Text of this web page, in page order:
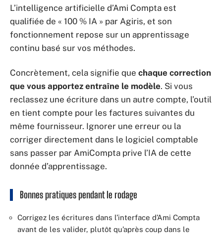
L’intelligence artificielle d’Ami Compta est
qualifiée de « 100 % IA » par Agiris, et son
fonctionnement repose sur un apprentissage
continu basé sur vos méthodes.
Concrètement, cela signifie que chaque correction
que vous apportez entraîne le modèle. Si vous
reclassez une écriture dans un autre compte, l’outil
en tient compte pour les factures suivantes du
même fournisseur. Ignorer une erreur ou la
corriger directement dans le logiciel comptable
sans passer par AmiCompta prive l’IA de cette
donnée d’apprentissage.
Bonnes pratiques pendant le rodage
Corrigez les écritures dans l’interface d’Ami Compta
avant de les valider, plutôt qu’après coup dans le